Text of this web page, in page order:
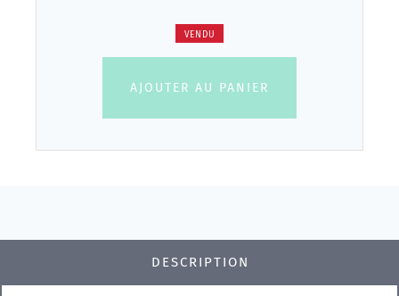
VENDU
AJOUTER AU PANIER
DESCRIPTION